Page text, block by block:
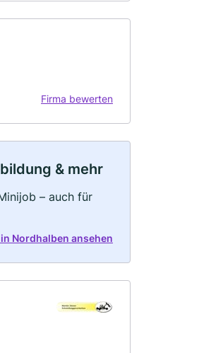
Firma bewerten
& mehr
– auch für
Nordhalben ansehen